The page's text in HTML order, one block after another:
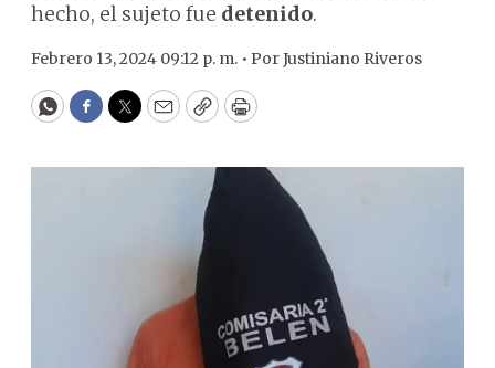
hecho, el sujeto fue detenido.
Febrero 13, 2024 09:12 p. m. • PorJustiniano Riveros
WhatsApp
Facebook
Twitter
EmailCopyPrint